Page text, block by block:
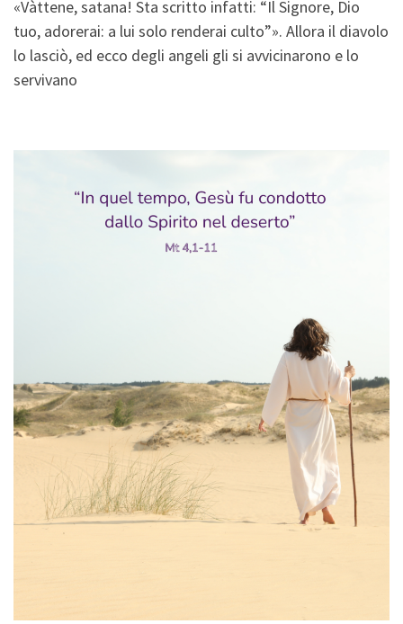
«Vàttene, satana! Sta scritto infatti: “Il Signore, Dio
tuo, adorerai: a lui solo renderai culto”». Allora il diavolo
lo lasciò, ed ecco degli angeli gli si avvicinarono e lo
servivano